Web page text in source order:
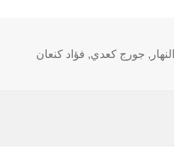
الوسوم
النهار , جورج كعدي, فؤاد كنعان